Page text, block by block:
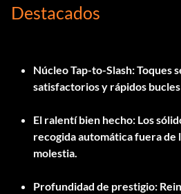
Destacados
Núcleo Tap-to-Slash:Toques
satisfactorios y rápidos
El ralentí bien hecho: Los
recogida automática fuera de
molestia.
Profundidad de prestigio: